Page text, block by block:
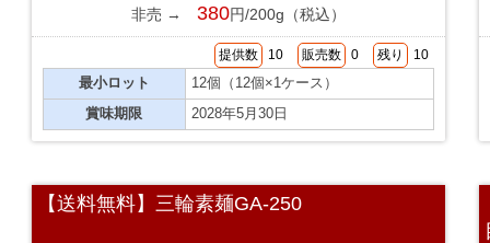
非売 → 380円/200g（税込）
提供数 10 販売数 0 残り 10
最小ロット
12個（12個×1ケース）
賞味期限
2028年5月30日
【送料無料】三輪素麺GA-250